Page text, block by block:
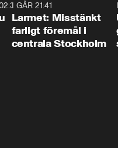
I GÅR 21:41
Larmet: Misstänkt
farligt föremål i
centrala Stockholm